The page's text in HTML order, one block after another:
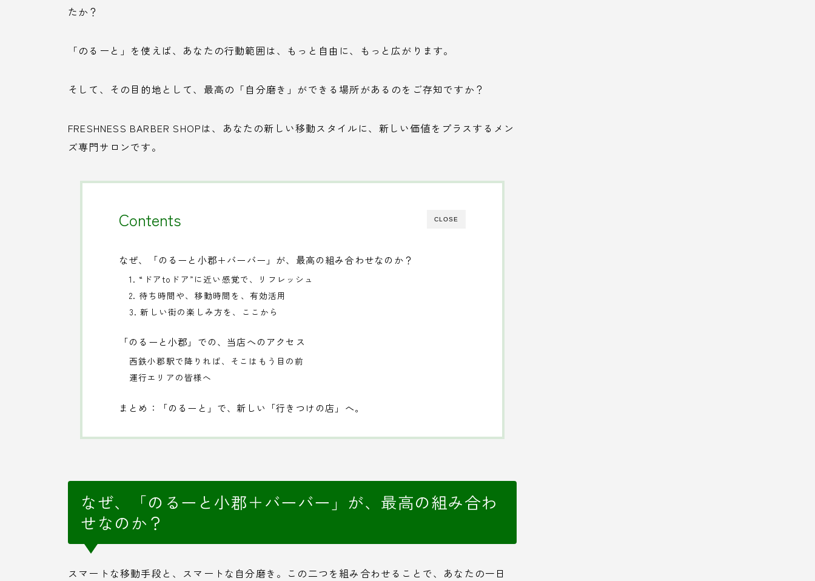
たか？
「のるーと」を使えば、あなたの行動範囲は、もっと自由に、もっと広がります。
そして、その目的地として、最高の「自分磨き」ができる場所があるのをご存知ですか？
FRESHNESS BARBER SHOPは、あなたの新しい移動スタイルに、新しい価値をプラスするメン
ズ専門サロンです。
CLOSE
Contents
なぜ、「のるーと小郡＋バーバー」が、最高の組み合わせなのか？
1. “ドアtoドア”に近い感覚で、リフレッシュ
2. 待ち時間や、移動時間を、有効活用
3. 新しい街の楽しみ方を、ここから
「のるーと小郡」での、当店へのアクセス
西鉄小郡駅で降りれば、そこはもう目の前
運行エリアの皆様へ
まとめ：「のるーと」で、新しい「行きつけの店」へ。
なぜ、「のるーと小郡＋バーバー」が、最高の組み合わ
せなのか？
スマートな移動手段と、スマートな自分磨き。この二つを組み合わせることで、あなたの一日